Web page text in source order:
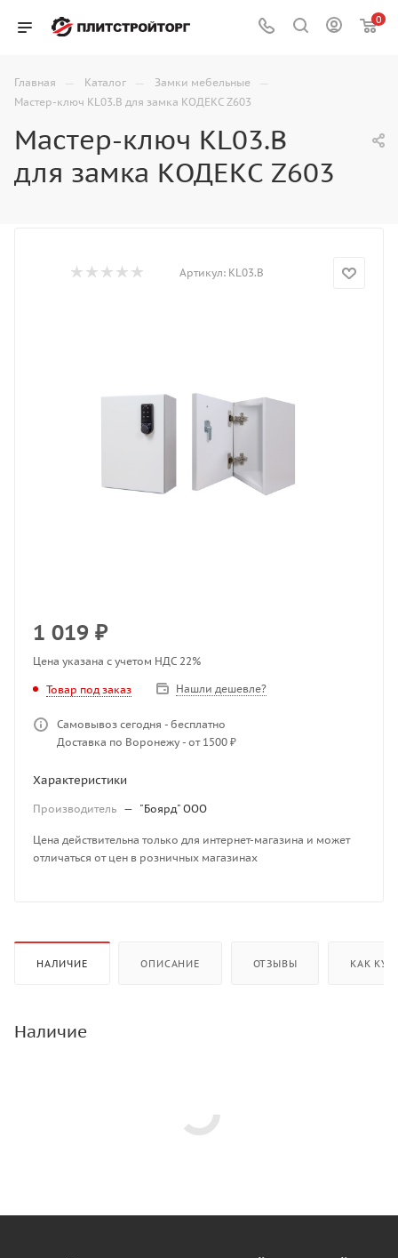
0
Главная — Каталог — Замки мебельные —
Мастер-ключ KL03.B для замка КОДЕКС Z603
Мастер-ключ KL03.B
для замка КОДЕКС Z603
Артикул: KL03.B
1 019 ₽
Цена указана с учетом НДС 22%
Товар под заказ Нашли дешевле?
Самовывоз сегодня - бесплатно
Доставка по Воронежу - от 1500 ₽
Характеристики
Производитель — "Боярд" ООО
Цена действительна только для интернет-магазина и может
отличаться от цен в розничных магазинах
НАЛИЧИЕ ОПИСАНИЕ ОТЗЫВЫ КАК
Наличие